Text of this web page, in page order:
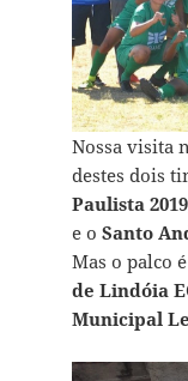
Nossa visita
destes dois
Paulista 2019
e o Santo
Mas o palco
de Lindóia
Municipal